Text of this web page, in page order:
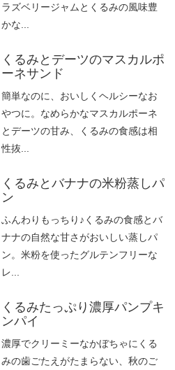
ラズベリージャムとくるみの風味豊
かな...
くるみとデーツのマスカルポ
ーネサンド
簡単なのに、おいしくヘルシーなお
やつに。なめらかなマスカルポーネ
とデーツの甘み、くるみの食感は相
性抜...
くるみとバナナの米粉蒸しパ
ン
ふんわりもっちり♪くるみの食感とバ
ナナの自然な甘さがおいしい蒸しパ
ン。米粉を使ったグルテンフリーな
レ...
くるみたっぷり濃厚パンプキ
ンパイ
濃厚でクリーミーなかぼちゃにくる
みの歯ごたえがたまらない、秋のご